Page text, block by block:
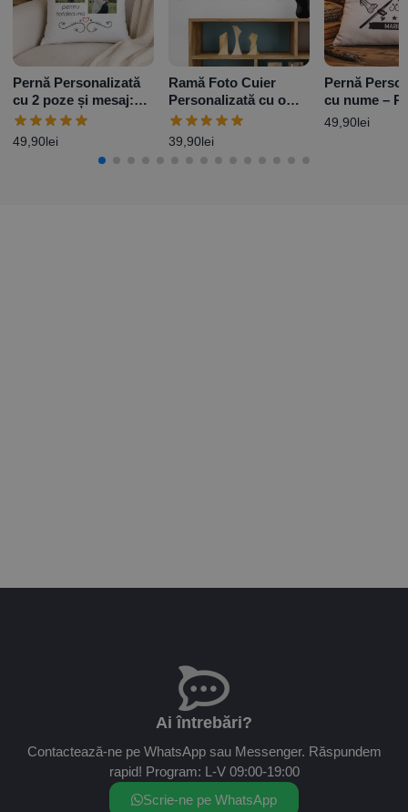
Pernă Personalizată
cu 2 poze și mesaj:
„Te Iubesc”
49,90lei
Ramă Foto Cuier
Personalizată cu o
poză -Home
39,90lei
Pernă
cu nume –
adevărat
49,90lei
Ai întrebări?
Contactează-ne pe WhatsApp sau Messenger. Răspundem
rapid! Program: L-V 09:00-19:00
Scrie-ne pe WhatsApp